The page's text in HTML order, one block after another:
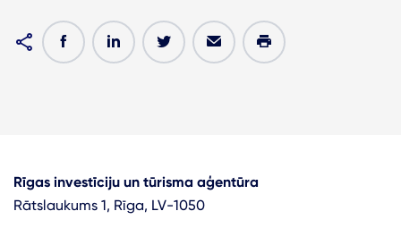
Rīgas investīciju un tūrisma aģentūra
Rātslaukums 1, Rīga, LV-1050